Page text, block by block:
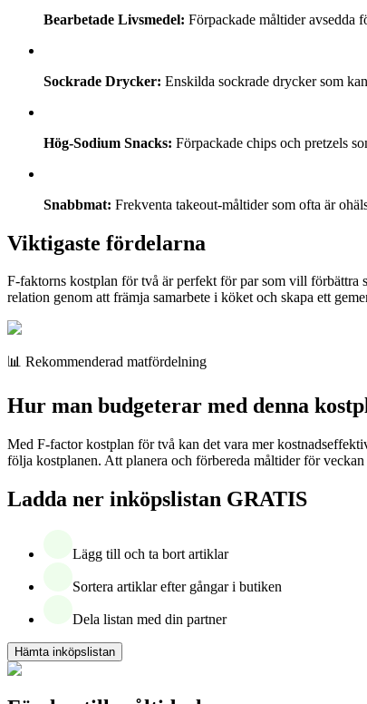
Bearbetade Livsmedel: Förpackade måltider avsedda
Sockrade Drycker: Enskilda sockrade drycker som
Hög-Sodium Snacks: Förpackade chips och pretzels
Snabbmat: Frekventa takeout-måltider som ofta är
Viktigaste fördelarna
F-faktorns kostplan för två är perfekt för par som vill förbättra
relation genom att främja samarbete i köket och skapa ett
📊 Rekommenderad matfördelning
Hur man budgeterar med denna
Med F-factor kostplan för två kan det vara mer
följa kostplanen. Att planera och förbereda måltider för
Ladda ner inköpslistan GRATIS
Lägg till och ta bort artiklar
Sortera artiklar efter gångar i butiken
Dela listan med din partner
Hämta inköpslistan